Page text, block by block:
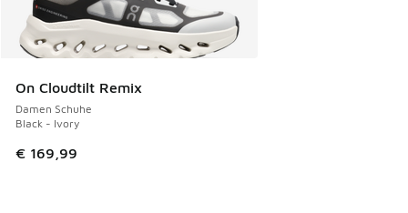
On Cloudtilt Remix
Damen Schuhe
Black - Ivory
€ 169,99